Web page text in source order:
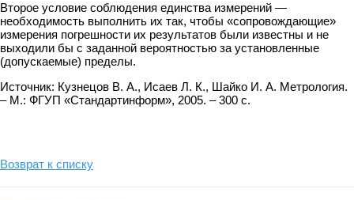
Второе условие соблюдения единства измерений —
необходимость выполнить их так, чтобы «сопровождающие»
измерения погрешности их результатов были известны и не
выходили бы с заданной вероятностью за установленные
(допуска­емые) пределы.
Источник: Кузнецов В. А., Исаев Л. К., Шайко И. А. Метрология.
– М.: ФГУП «Стандартинформ», 2005. – 300 с.
Возврат к списку